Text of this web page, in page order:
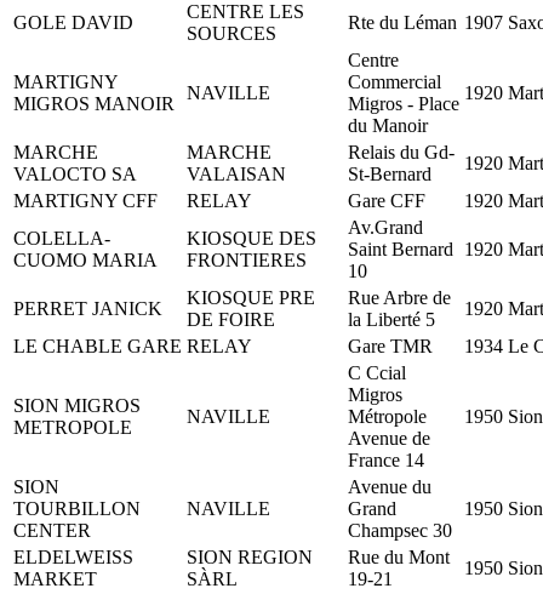
GOLE DAVID
CENTRE LES
SOURCES
Rte du Léman 1907
MARTIGNY
MIGROS MANOIR
NAVILLE
Centre
Commercial
Migros - Place
du Manoir
1920
MARCHE
VALOCTO SA
MARCHE
VALAISAN
Relais du Gd-
St-Bernard
1920
MARTIGNY CFF
RELAY Gare CFF
1920
COLELLA-
CUOMO MARIA
KIOSQUE DES
FRONTIERES
Av.Grand
Saint Bernard
10
1920
PERRET JANICK
KIOSQUE PRE
DE FOIRE
Rue Arbre de
la Liberté 5
1920
LE CHABLE GARE RELAY Gare TMR 1934 Le
SION MIGROS
METROPOLE
NAVILLE
C Ccial
Migros
Métropole
Avenue de
France 14
1950 Sion
SION
TOURBILLON
CENTER
NAVILLE
Avenue du
Grand
Champsec 30
1950 Sion
ELDELWEISS
MARKET
SION REGION
SÀRL
Rue du Mont
19-21
1950 Sion